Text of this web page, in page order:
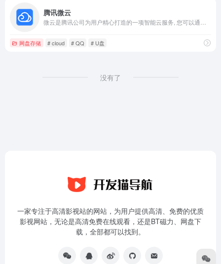
腾讯微云
网盘存储 # cloud # QQ # U盘
没有了
一家专注于高清影视站的网站，为用户提供高清、免费的优质
影视网站，无论是高清免费在线观看，还是BT磁力、网盘下
载，全部都可以找到。